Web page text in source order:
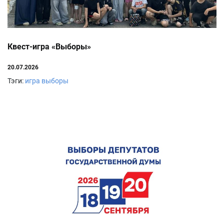
Квест-игра «Выборы»
20.07.2026
Тэги: игра выборы